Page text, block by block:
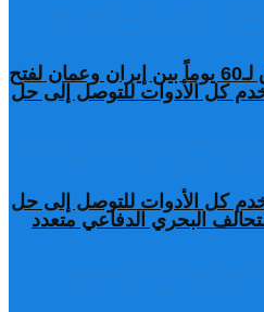
كل الأدوات للتوصل إلى حل
البحري الدفاعي متعدد
إعلان وشيك عن اتفاق لـ60 يوماً بين إيران وعمان لفتح
كل الأدوات للتوصل إلى حل